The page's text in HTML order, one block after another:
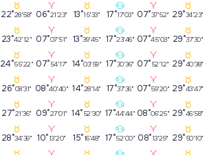
22°28'58" 06°21'23" 13°15'33" 17°17'03" 07°37'52" 29°34'23"
23°42'12" 07°07'51" 13°39'45" 17°23'46" 07°45'03" 29°37'30"
24°55'22" 07°54'17" 14°03'59" 17°30'36" 07°52'12" 29°40'38"
26°08'31" 08°40'40" 14°28'14" 17°37'36" 07°59'20" 29°43'47"
27°21'36" 09°27'01" 14°52'30" 17°44'44" 08°06'25" 29°46'58"
28°34'39" 10°13'20" 15°16'48" 17°52'00" 08°13'29" 29°50'10"